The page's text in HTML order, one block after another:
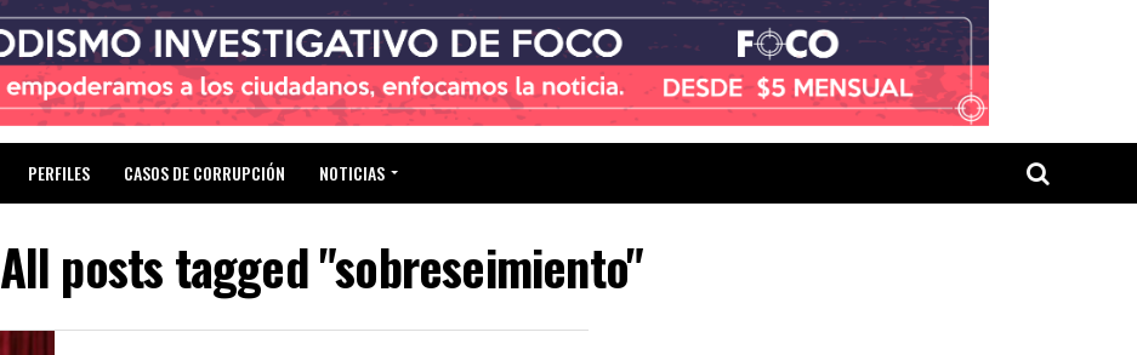
PERFILES CASOS DE CORRUPCIÓN NOTICIAS
All posts tagged "sobreseimiento"